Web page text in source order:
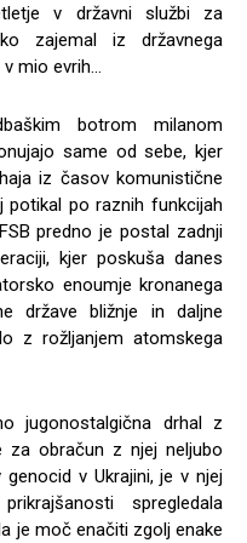
v državni službi za
zajemal iz državnega
mio evrih…
botrom milanom
same od sebe, kjer
iz časov komunistične
potikal po raznih funkcijah
predno je postal zadnji
kjer poskuša danes
enoumje kronanega
države bližnje in daljne
z rožljanjem atomskega
jugonostalgična drhal z
za obračun z njej neljubo
v Ukrajini, je v njej
spregledala
je moč enačiti zgolj enake